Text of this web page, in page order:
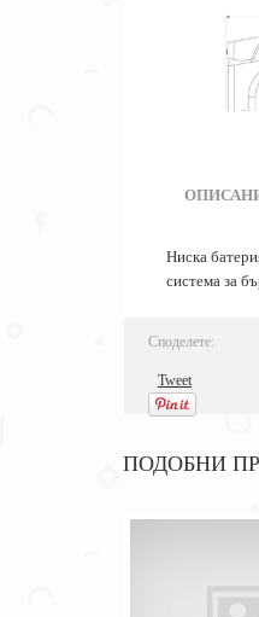
Ниска
система за
Споделете:
Tweet
ПОДОБНИ